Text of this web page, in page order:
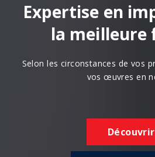
Expertise en
la
Selon les circonstances de vos
vos œuvres en
Découvrir